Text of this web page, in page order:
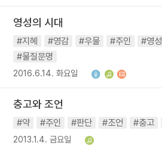
영성의 시대
#지혜 #영감 #우물 #주인 #영성
#물질문명
2016.6.14. 화요일
충고와 조언
#약 #주인 #판단 #조언 #충고
2013.1.4. 금요일